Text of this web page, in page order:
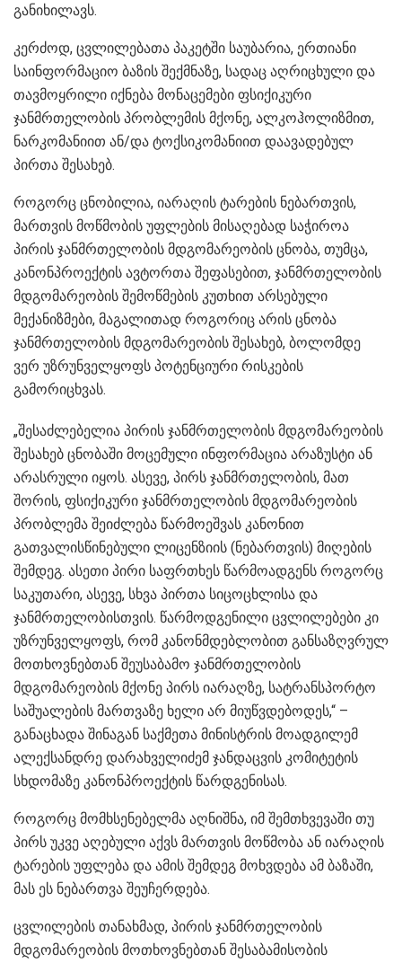
განიხილავს.
კერძოდ, ცვლილებათა პაკეტში საუბარია, ერთიანი
საინფორმაციო ბაზის შექმნაზე, სადაც აღრიცხული და
თავმოყრილი იქნება მონაცემები ფსიქიკური
ჯანმრთელობის პრობლემის მქონე, ალკოჰოლიზმით,
ნარკომანიით ან/და ტოქსიკომანიით დაავადებულ
პირთა შესახებ.
როგორც ცნობილია, იარაღის ტარების ნებართვის,
მართვის მოწმობის უფლების მისაღებად საჭიროა
პირის ჯანმრთელობის მდგომარეობის ცნობა, თუმცა,
კანონპროექტის ავტორთა შეფასებით, ჯანმრთელობის
მდგომარეობის შემოწმების კუთხით არსებული
მექანიზმები, მაგალითად როგორიც არის ცნობა
ჯანმრთელობის მდგომარეობის შესახებ, ბოლომდე
ვერ უზრუნველყოფს პოტენციური რისკების
გამორიცხვას.
„შესაძლებელია პირის ჯანმრთელობის მდგომარეობის
შესახებ ცნობაში მოცემული ინფორმაცია არაზუსტი ან
არასრული იყოს. ასევე, პირს ჯანმრთელობის, მათ
შორის, ფსიქიკური ჯანმრთელობის მდგომარეობის
პრობლემა შეიძლება წარმოეშვას კანონით
გათვალისწინებული ლიცენზიის (ნებართვის) მიღების
შემდეგ. ასეთი პირი საფრთხეს წარმოადგენს როგორც
საკუთარი, ასევე, სხვა პირთა სიცოცხლისა და
ჯანმრთელობისთვის. წარმოდგენილი ცვლილებები კი
უზრუნველყოფს, რომ კანონმდებლობით განსაზღვრულ
მოთხოვნებთან შეუსაბამო ჯანმრთელობის
მდგომარეობის მქონე პირს იარაღზე, სატრანსპორტო
საშუალების მართვაზე ხელი არ მიუწვდებოდეს,“ –
განაცხადა შინაგან საქმეთა მინისტრის მოადგილემ
ალექსანდრე დარახველიძემ ჯანდაცვის კომიტეტის
სხდომაზე კანონპროექტის წარდგენისას.
როგორც მომხსენებელმა აღნიშნა, იმ შემთხვევაში თუ
პირს უკვე აღებული აქვს მართვის მოწმობა ან იარაღის
ტარების უფლება და ამის შემდეგ მოხვდება ამ ბაზაში,
მას ეს ნებართვა შეუჩერდება.
ცვლილების თანახმად, პირის ჯანმრთელობის
მდგომარეობის მოთხოვნებთან შესაბამისობის